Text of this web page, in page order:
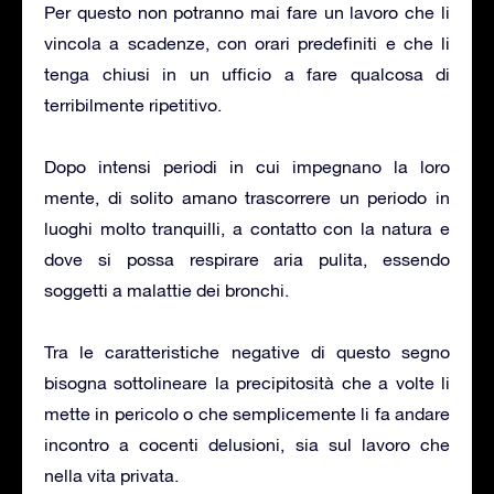
Per questo non potranno mai fare un lavoro che li
vincola a scadenze, con orari predefiniti e che li
tenga chiusi in un ufficio a fare qualcosa di
terribilmente ripetitivo.
Dopo intensi periodi in cui impegnano la loro
mente, di solito amano trascorrere un periodo in
luoghi molto tranquilli, a contatto con la natura e
dove si possa respirare aria pulita, essendo
soggetti a malattie dei bronchi.
Tra le caratteristiche negative di questo segno
bisogna sottolineare la precipitosità che a volte li
mette in pericolo o che semplicemente li fa andare
incontro a cocenti delusioni, sia sul lavoro che
nella vita privata.